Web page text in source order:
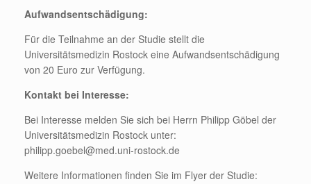
Aufwandsentschädigung:
Für die Teilnahme an der Studie stellt die
Universitätsmedizin Rostock eine Aufwandsentschädigung
von 20 Euro zur Verfügung.
Kontakt bei Interesse:
Bei Interesse melden Sie sich bei Herrn Philipp Göbel der
Universitätsmedizin Rostock unter:
philipp.goebel@med.uni-rostock.de
Weitere Informationen finden Sie im Flyer der Studie: